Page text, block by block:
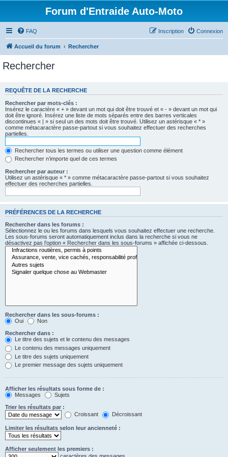
Forum d'Entraide Auto-Moto
FAQ Connexion
Inscription
Accueil du forum Rechercher
Rechercher
REQUÊTE DE LA RECHERCHE
Rechercher par mots-clés :
Insérez le caractère « + » devant un mot qui doit être trouvé et « - » devant un mot qui
doit être ignoré. Insérez une liste de mots séparés entre des barres verticales
discontinues « | » si seul un des mots doit être trouvé. Utilisez un astérisque « * »
comme métacaractère passe-partout si vous souhaitez effectuer des recherches
partielles.
Rechercher tous les termes ou utiliser une question comme élément
Rechercher n’importe quel de ces termes
Rechercher par auteur :
Utilisez un astérisque « * » comme métacaractère passe-partout si vous souhaitez
effectuer des recherches partielles.
PRÉFÉRENCES DE LA RECHERCHE
Rechercher dans les forums :
Sélectionnez le ou les forums dans lesquels vous souhaitez effectuer une recherche.
Les sous-forums seront automatiquement inclus dans la recherche si vous ne
désactivez pas l’option « Rechercher dans les sous-forums » affichée ci-dessous.
Rechercher dans les sous-forums :
Oui
Non
Rechercher dans :
Le titre des sujets et le contenu des messages
Le contenu des messages uniquement
Le titre des sujets uniquement
Le premier message des sujets uniquement
Afficher les résultats sous forme de :
Messages
Sujets
Trier les résultats par :
Croissant
Décroissant
Limiter les résultats selon leur ancienneté :
Afficher seulement les premiers :